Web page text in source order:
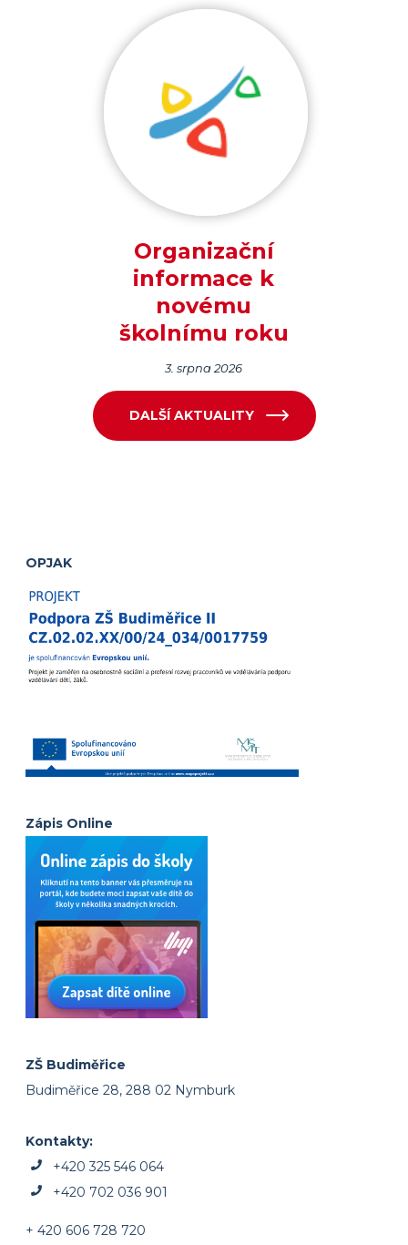
Organizační
informace k
novému
školnímu roku
3. srpna 2026
DALŠÍ AKTUALITY
OPJAK
Zápis Online
ZŠ Budiměřice
Budiměřice 28, 288 02 Nymburk
Kontakty:
+420 325 546 064
+420 702 036 901
+ 420 606 728 720